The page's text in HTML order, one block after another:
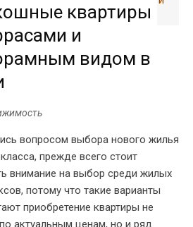
квартиры
и
видом в
вопросом выбора нового жилья
прежде всего стоит
внимание на выбор среди жилых
потому что такие варианты
приобретение квартиры не
актуальным ценам, но и ряд